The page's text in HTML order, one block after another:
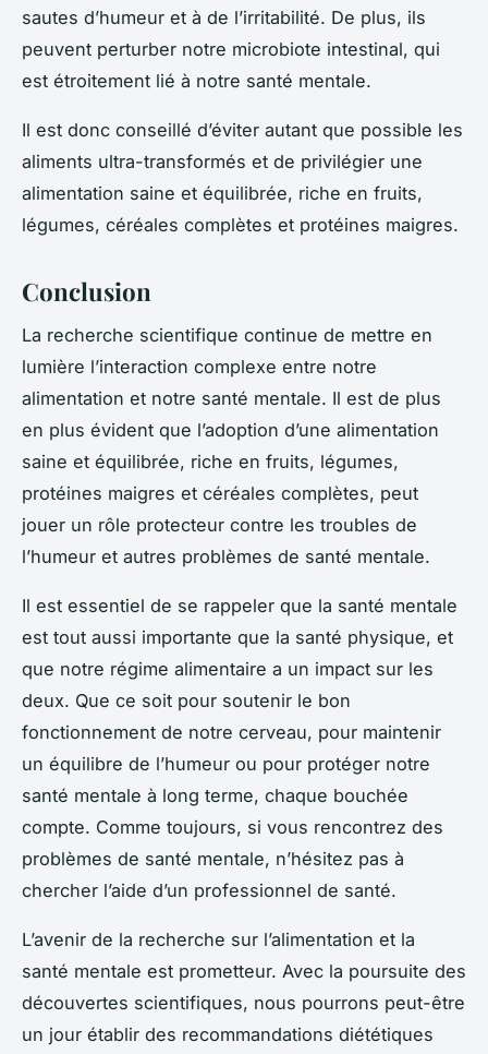
sautes d’humeur et à de l’irritabilité. De plus, ils
peuvent perturber notre microbiote intestinal, qui
est étroitement lié à notre santé mentale.
Il est donc conseillé d’éviter autant que possible les
aliments ultra-transformés et de privilégier une
alimentation saine et équilibrée, riche en fruits,
légumes, céréales complètes et protéines maigres.
Conclusion
La recherche scientifique continue de mettre en
lumière l’interaction complexe entre notre
alimentation et notre santé mentale. Il est de plus
en plus évident que l’adoption d’une alimentation
saine et équilibrée, riche en fruits, légumes,
protéines maigres et céréales complètes, peut
jouer un rôle protecteur contre les troubles de
l’humeur et autres problèmes de santé mentale.
Il est essentiel de se rappeler que la santé mentale
est tout aussi importante que la santé physique, et
que notre régime alimentaire a un impact sur les
deux. Que ce soit pour soutenir le bon
fonctionnement de notre cerveau, pour maintenir
un équilibre de l’humeur ou pour protéger notre
santé mentale à long terme, chaque bouchée
compte. Comme toujours, si vous rencontrez des
problèmes de santé mentale, n’hésitez pas à
chercher l’aide d’un professionnel de santé.
L’avenir de la recherche sur l’alimentation et la
santé mentale est prometteur. Avec la poursuite des
découvertes scientifiques, nous pourrons peut-être
un jour établir des recommandations diététiques